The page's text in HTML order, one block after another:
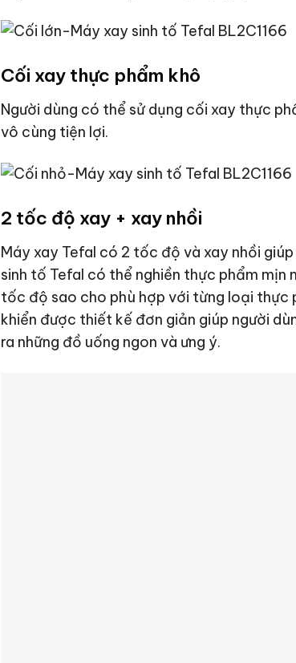
Cối xay thực phẩm khô
Người dùng có thể sử dụng cối xay thực
vô cùng tiện lợi.
2 tốc độ xay + xay nhồi
Máy xay Tefal có 2 tốc độ và xay nhồi
sinh tố Tefal có thể nghiền thực phẩm
tốc độ sao cho phù hợp với từng loại thực
khiển được thiết kế đơn giản giúp người
ra những đồ uống ngon và ưng ý.